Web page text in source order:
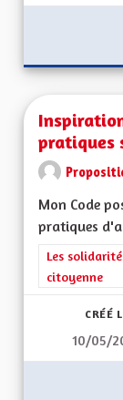
pratiques
Mon Code
pratiques
Filtrer les
Les
citoyenne
CRÉÉ
10/05/